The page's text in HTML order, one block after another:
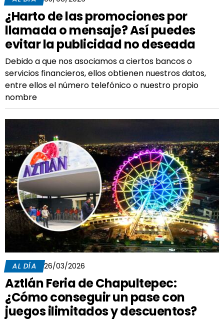
¿Harto de las promociones por
llamada o mensaje? Así puedes
evitar la publicidad no deseada
Debido a que nos asociamos a ciertos bancos o
servicios financieros, ellos obtienen nuestros datos,
entre ellos el número telefónico o nuestro propio
nombre
AL DÍA 26/03/2026
Aztlán Feria de Chapultepec:
¿Cómo conseguir un pase con
juegos ilimitados y descuentos?